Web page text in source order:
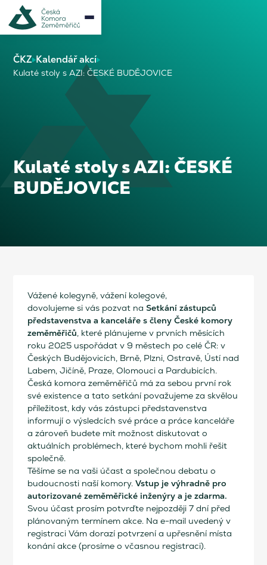
ČKZ Kalendář akcí
Kulaté stoly s AZI: ČESKÉ BUDĚJOVICE
Kulaté stoly s AZI: ČESKÉ
BUDĚJOVICE
Vážené kolegyně, vážení kolegové,
dovolujeme si vás pozvat na Setkání zástupců
představenstva a kanceláře s členy České komory
zeměměřičů, které plánujeme v prvních měsících
roku 2025 uspořádat v 9 městech po celé ČR: v
Českých Budějovicích, Brně, Plzni, Ostravě, Ústí nad
Labem, Jičíně, Praze, Olomouci a Pardubicích.
Česká komora zeměměřičů má za sebou první rok
své existence a tato setkání považujeme za skvělou
příležitost, kdy vás zástupci představenstva
informují o výsledcích své práce a práce kanceláře
a zároveň budete mít možnost diskutovat o
aktuálních problémech, které bychom mohli řešit
společně.
Těšíme se na vaši účast a společnou debatu o
budoucnosti naší komory.Vstup je výhradně pro
autorizované zeměměřické inženýry a je zdarma.
Svou účast prosím potvrďte nejpozději 7 dní před
plánovaným termínem akce. Na e-mail uvedený v
registraci Vám dorazí potvrzení a upřesnění místa
konání akce (prosíme o včasnou registraci).